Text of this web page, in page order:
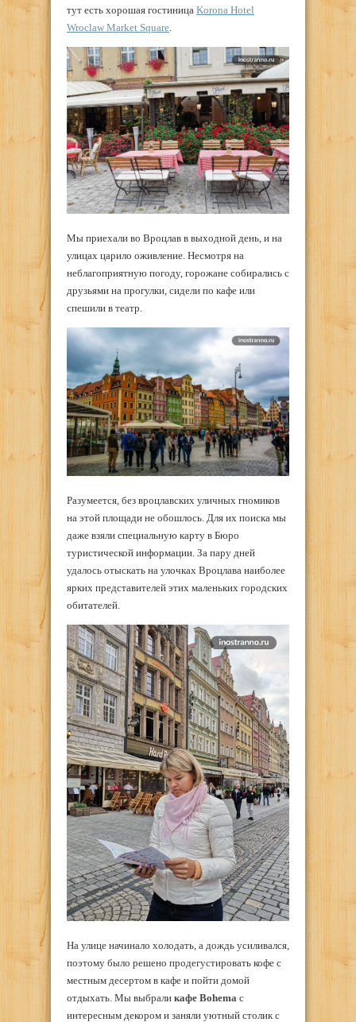
тут есть хорошая гостиница Korona Hotel
Wroclaw Market Square.
Мы приехали во Вроцлав в выходной день, и на
улицах царило оживление. Несмотря на
неблагоприятную погоду, горожане собирались с
друзьями на прогулки, сидели по кафе или
спешили в театр.
Разумеется, без вроцлавских уличных гномиков
на этой площади не обошлось. Для их поиска мы
даже взяли специальную карту в Бюро
туристической информации. За пару дней
удалось отыскать на улочках Вроцлава наиболее
ярких представителей этих маленьких городских
обитателей.
На улице начинало холодать, а дождь усиливался,
поэтому было решено продегустировать кофе с
местным десертом в кафе и пойти домой
отдыхать. Мы выбрали кафе Bohema с
интересным декором и заняли уютный столик с